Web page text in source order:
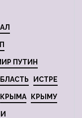
ПУТИН
ИСТРЕ
КРЫМА КРЫМУ